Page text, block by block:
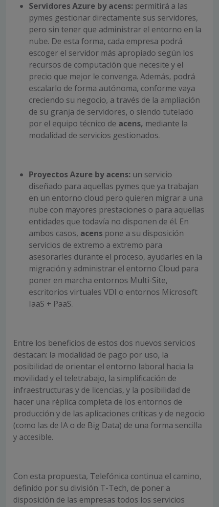
Servidores Azure by acens: permitirá a las
pymes gestionar directamente sus servidores,
pero sin tener que administrar el entorno en la
nube. De esta forma, cada empresa podrá
escoger el servidor más apropiado según los
recursos de computación que necesite y el
precio que mejor le convenga. Además, podrá
escalarlo de forma autónoma, conforme vaya
creciendo su negocio, a través de la ampliación
de su granja de servidores, o siendo tutelado
por el equipo técnico de acens, mediante la
modalidad de servicios gestionados.
Proyectos Azure byacens: un servicio
diseñado para aquellas pymes que ya trabajan
en un entorno cloud pero quieren migrar a una
nube con mayores prestaciones o para aquellas
entidades que todavía no disponen de él. En
ambos casos, acens pone a su disposición
servicios de extremo a extremo para
asesorarles durante el proceso, ayudarles en la
migración y administrar el entorno Cloud para
poner en marcha entornos Multi-Site,
escritorios virtuales VDI o entornos Microsoft
IaaS + PaaS.
Entre los beneficios de estos dos nuevos servicios
destacan: la modalidad de pago por uso, la
posibilidad de orientar el entorno laboral hacia la
movilidad y el teletrabajo, la simplificación de
infraestructuras y de licencias, y la posibilidad de
hacer una réplica completa de los entornos de
producción y de las aplicaciones críticas y de negocio
(como las de IA o de Big Data) de una forma sencilla
y accesible.
Con esta propuesta, Telefónica continua el camino,
definido por su división T-Tech, de poner a
disposición de las empresas todos los servicios